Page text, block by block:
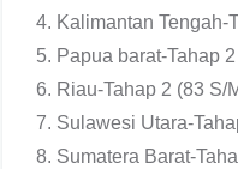
Kalimantan Tengah-
Papua barat-Tahap
Riau-Tahap 2 (83 S/
Sulawesi Utara-
Sumatera Barat-